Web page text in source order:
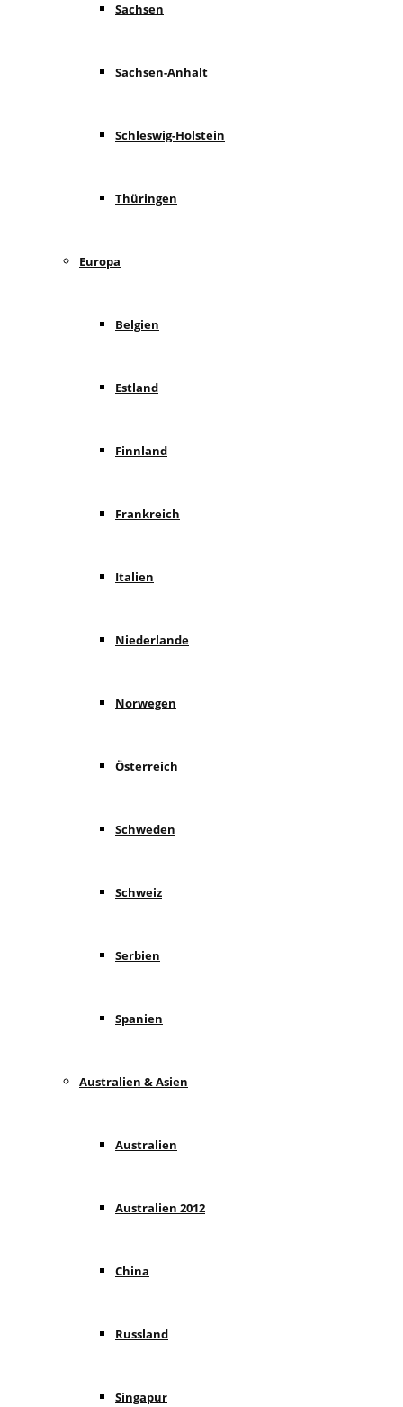
Sachsen
Sachsen-Anhalt
Schleswig-Holstein
Thüringen
Europa
Belgien
Estland
Finnland
Frankreich
Italien
Niederlande
Norwegen
Österreich
Schweden
Schweiz
Serbien
Spanien
Australien & Asien
Australien
Australien 2012
China
Russland
Singapur